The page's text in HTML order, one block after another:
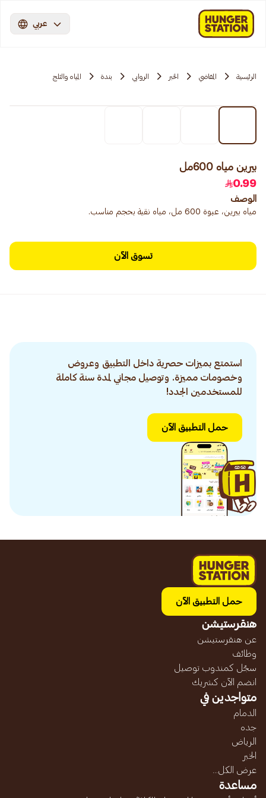
عربي
الرئيسية المقاضي الخبر الروابي بندة المياه والثلج
بيرين مياه 600مل
0.99
الوصف
مياه بيرين، عبوة 600 مل، مياه نقية بحجم مناسب.
تسوق الآن
استمتع بميزات حصرية داخل التطبيق وعروض
وخصومات مميزة. وتوصيل مجاني لمدة سنة كاملة
للمستخدمين الجدد!
حمل التطبيق الآن
حمل التطبيق الآن
هنقرستيشن
عن هنقرستيشن
وظائف
سجّل كمندوب توصيل
انضم الآن كشريك
متواجدين في
الدمام
جده
الرياض
الخبر
عرض الكل...
مساعدة